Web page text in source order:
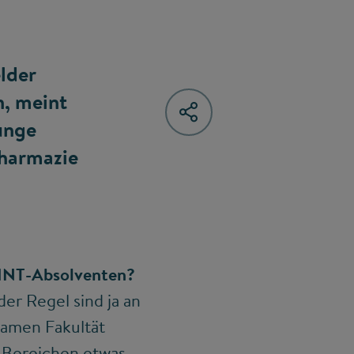
meint
Absolventen?
Regel sind ja an
Fakultät